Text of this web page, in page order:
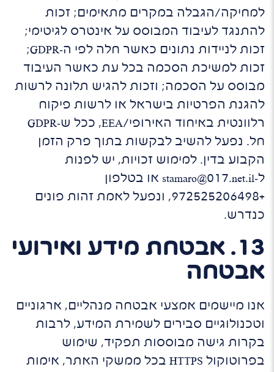
למחיקה/הגבלה במקרים מתאימים; זכות
להתנגד לעיבוד המבוסס על אינטרס לגיטימי;
זכות לניידות נתונים כאשר חלה לפי ה‑GDPR;
זכות למשיכת הסכמה בכל עת כאשר העיבוד
מבוסס על הסכמה; וזכות להגיש תלונה לרשות
להגנת הפרטיות בישראל או לרשות פיקוח
רלוונטית באיחוד האירופי/EEA, ככל ש‑GDPR
חל. נפעל להשיב לבקשות בתוך פרק הזמן
הקבוע בדין. למימוש זכויות, יש לפנות
ל‑stamaro@017.net.il או בטלפון
+972525206498, ונפעל לאמת זהות פונים
כנדרש.
13. אבטחת מידע ואירועי
אבטחה
אנו מיישמים אמצעי אבטחה מנהליים, ארגוניים
וטכנולוגיים סבירים לשמירת המידע, לרבות
בקרות גישה מבוססות תפקיד, שימוש
בפרוטוקול HTTPS בכל ממשקי האתר, אימות